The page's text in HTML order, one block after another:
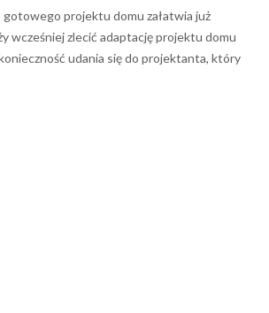
gotowego projektu domu załatwia już
wcześniej zlecić adaptację projektu domu
udania się do projektanta, który